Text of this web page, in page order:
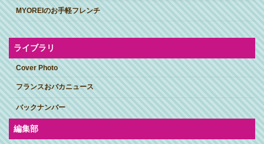
MYOREIのお手軽フレンチ
ライブラリ
Cover Photo
フランスおバカニュース
バックナンバー
編集部